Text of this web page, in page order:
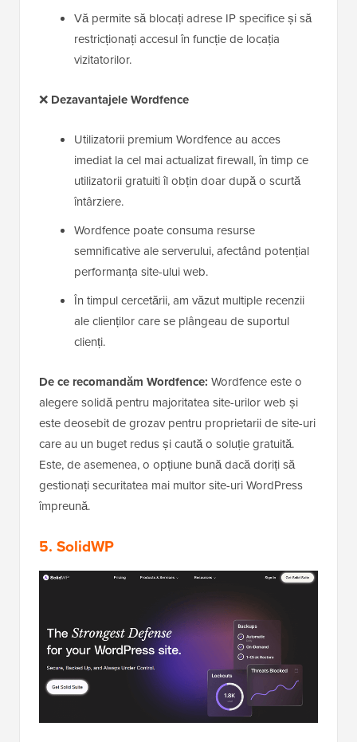
Vă permite să blocați adrese IP specifice și să
restricționați accesul în funcție de locația
vizitatorilor.
❌ Dezavantajele Wordfence
Utilizatorii premium Wordfence au acces
imediat la cel mai actualizat firewall, în timp ce
utilizatorii gratuiti îl obțin doar după o scurtă
întârziere.
Wordfence poate consuma resurse
semnificative ale serverului, afectând potențial
performanța site-ului web.
În timpul cercetării, am văzut multiple recenzii
ale clienților care se plângeau de suportul
clienți.
De ce recomandăm Wordfence: Wordfence este o
alegere solidă pentru majoritatea site-urilor web și
este deosebit de grozav pentru proprietarii de site-uri
care au un buget redus și caută o soluție gratuită.
Este, de asemenea, o opțiune bună dacă doriți să
gestionați securitatea mai multor site-uri WordPress
împreună.
5. SolidWP